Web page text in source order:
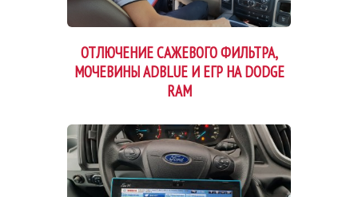
ОТЛЮЧЕНИЕ САЖЕВОГО ФИЛЬТРА,
МОЧЕВИНЫ ADBLUE И ЕГР НА DODGE
RAM